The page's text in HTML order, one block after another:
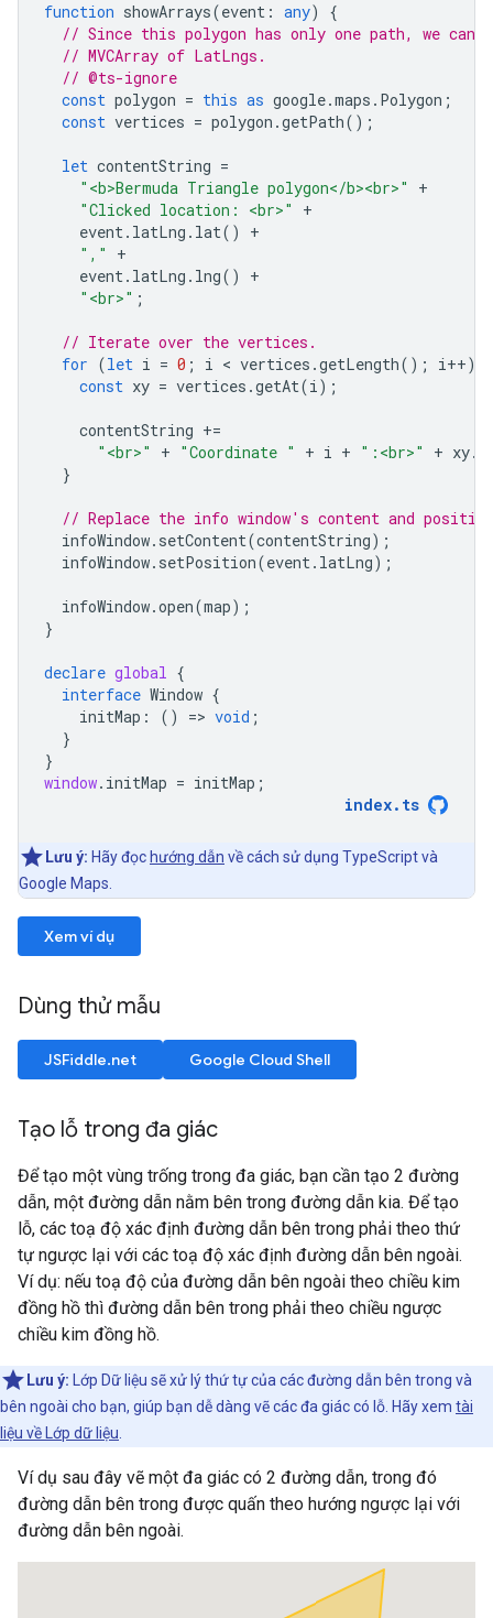
function showArrays(event : any)
{
// Since this polygon has only one path, we
// MVCArray of LatLngs.
// @ts-ignore
const polygon = this as google.maps . Polygon ;
const vertices = polygon .getPath();
let contentString =
"<b>Bermuda Triangle polygon</b><br>"
+
"Clicked location: <br>"
+
event. latLng . lat()
+
","
+
event. latLng . lng()
+
"<br>" ;
// Iterate over the vertices.
for (let i = 0 ; i < vertices .getLength(); i++)
const xy = vertices .getAt(i);
contentString +=
"<br>"
+ "Coordinate " + i + ":<br>" + xy.
}
// Replace the info window's content and
infoWindow. setContent(contentString);
infoWindow. setPosition(event. latLng);
infoWindow.open(map);
}
declare global {
interface Window {
initMap : () => void ;
}
}
window. initMap = initMap ;
index. ts
Lưu ý: Hãy đọc hướng dẫn về cách sử dụng TypeScript và
Google Maps.
Xem ví dụ
Dùng thử mẫu
JSFiddle.net Google Cloud Shell
Tạo lỗ trong đa giác
Để tạo một vùng trống trong đa giác, bạn cần tạo 2 đường
dẫn, một đường dẫn nằm bên trong đường dẫn kia. Để tạo
lỗ, các toạ độ xác định đường dẫn bên trong phải theo thứ
tự ngược lại với các toạ độ xác định đường dẫn bên ngoài.
Ví dụ: nếu toạ độ của đường dẫn bên ngoài theo chiều kim
đồng hồ thì đường dẫn bên trong phải theo chiều ngược
chiều kim đồng hồ.
Lưu ý: Lớp Dữ liệu sẽ xử lý thứ tự của các đường dẫn bên trong và
bên ngoài cho bạn, giúp bạn dễ dàng vẽ các đa giác có lỗ. Hãy xem tài
liệu về Lớp dữ liệu.
Ví dụ sau đây vẽ một đa giác có 2 đường dẫn, trong đó
đường dẫn bên trong được quấn theo hướng ngược lại với
đường dẫn bên ngoài.